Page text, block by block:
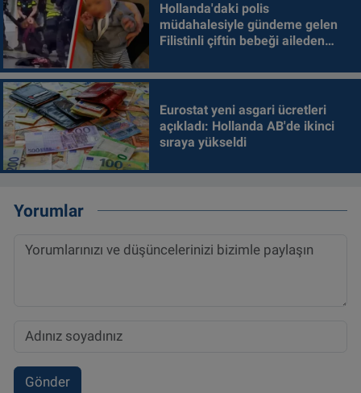
Hollanda'daki polis
müdahalesiyle gündeme gelen
Filistinli çiftin bebeği aileden
Eurostat yeni asgari ücretleri
açıkladı: Hollanda AB'de ikinci
sıraya yükseldi
Yorumlar
Gönder